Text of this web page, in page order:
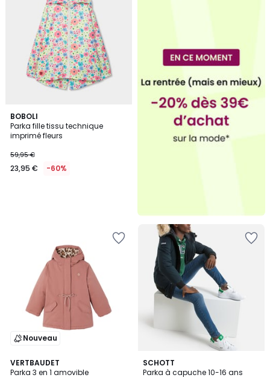
BOBOLI
Parka fille tissu technique
imprimé fleurs
59,95 €
23,95 € -60%
Nouveau
VERTBAUDET
Parka 3 en 1 amovible
SCHOTT
Parka à capuche 10-16 ans
5
/
2
Couleurs